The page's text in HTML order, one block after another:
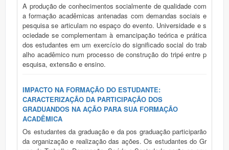
A produção de conhecimentos socialmente de qualidade com
a formação acadêmicas antenadas com demandas sociais e
pesquisa se articulam no espaço do evento. Universidade e s
ociedade se complementam à emancipação teórica e prática
dos estudantes em um exercício do significado social do trab
alho acadêmico num processo de construção do tripé entre p
esquisa, extensão e ensino.
IMPACTO NA FORMAÇÃO DO ESTUDANTE:
CARACTERIZAÇÃO DA PARTICIPAÇÃO DOS
GRADUANDOS NA AÇÃO PARA SUA FORMAÇÃO
ACADÊMICA
Os estudantes da graduação e da pos graduação participarão
da organização e realização das ações. Os estudantes do Gr